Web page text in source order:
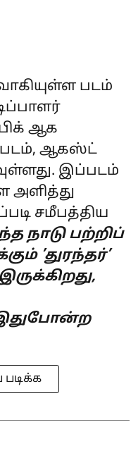
படம்
ஆக
படம், ஆகஸ்ட்
இப்படம்
அளித்து
சமீபத்திய
நாடு பற்றிப்
’துரந்தர்’
இதுபோன்ற